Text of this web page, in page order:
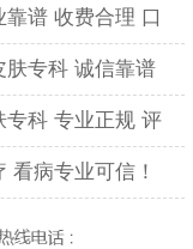
谱 收费合理 口
肤专科 诚信靠谱
专科 专业正规 评
看病专业可信！